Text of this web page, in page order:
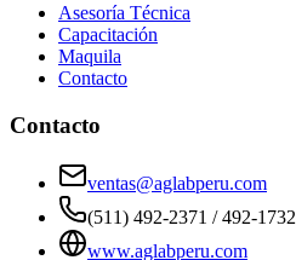
Asesoría Técnica
Capacitación
Maquila
Contacto
Contacto
ventas@aglabperu.com
(511) 492-2371 / 492-1732
www.aglabperu.com